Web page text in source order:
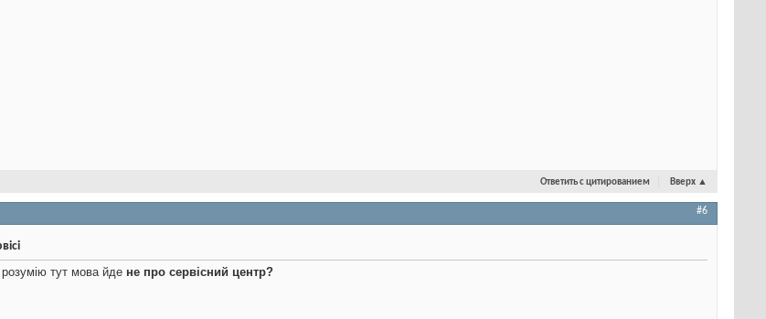
Ответить с цитированием Вверх ▲
#6
розумію тут мова йде не про сервісний центр?